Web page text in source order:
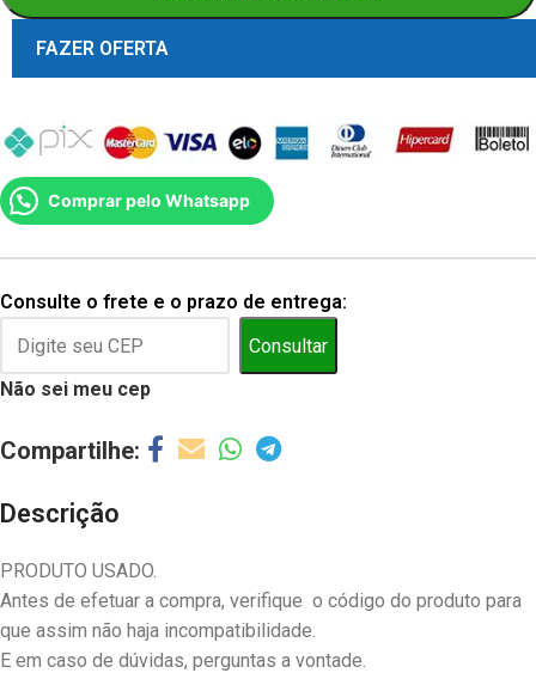
FAZER OFERTA
Comprar pelo Whatsapp
Consulte o frete e o prazo de entrega:
Consultar
Não sei meu cep
Descrição
PRODUTO USADO.
Antes de efetuar a compra, verifique o código do produto para
que assim não haja incompatibilidade.
E em caso de dúvidas, perguntas a vontade.